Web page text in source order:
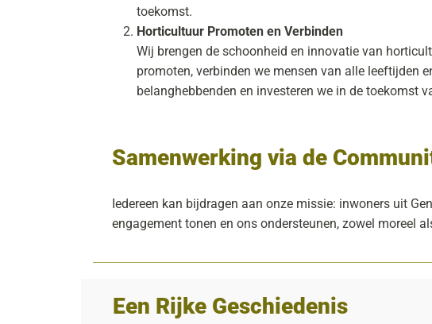
toekomst.
Horticultuur Promoten en Verbinden
Wij brengen de schoonheid en innovatie van
promoten, verbinden we mensen van alle leeftijden
belanghebbenden en investeren we in de toekomst
Samenwerking via de
Iedereen kan bijdragen aan onze missie: inwoners uit
engagement tonen en ons ondersteunen, zowel moreel
Een Rijke Geschiedenis